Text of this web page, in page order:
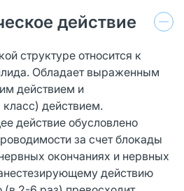
действие
структуре относится к
Обладает выраженным
действием и
действием.
действие обусловлено
за счет блокады
окончаниях и нервных
действию